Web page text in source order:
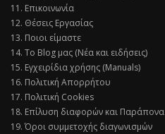
11. Επικοινωνία
12. Θέσεις Εργασίας
13. Ποιοι είμαστε
14. Το Blog μας (Νέα και ειδήσεις)
15. Εγχειρίδια χρήσης (Manuals)
16. Πολιτική Απορρήτου
17. Πολιτική Cookies
18. Επίλυση διαφορών και Παράπονα
19. Όροι συμμετοχής διαγωνισμών